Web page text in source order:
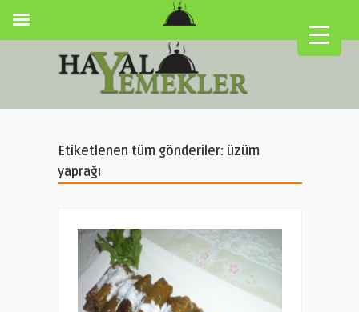
Etiketlenen tüm gönderiler: üzüm
yaprağı